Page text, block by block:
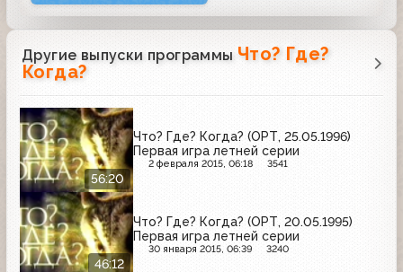
Другие выпуски программы Что? Где?
Когда?
56:20
Что? Где? Когда? (ОРТ, 25.05.1996)
Первая игра летней серии
2 февраля 2015, 06:18 3541
46:12
Что? Где? Когда? (ОРТ, 20.05.1995)
Первая игра летней серии
30 января 2015, 06:39 3240